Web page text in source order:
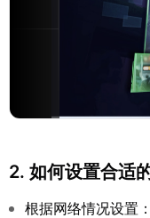
2. 如何设置合适
根据网络情况设置